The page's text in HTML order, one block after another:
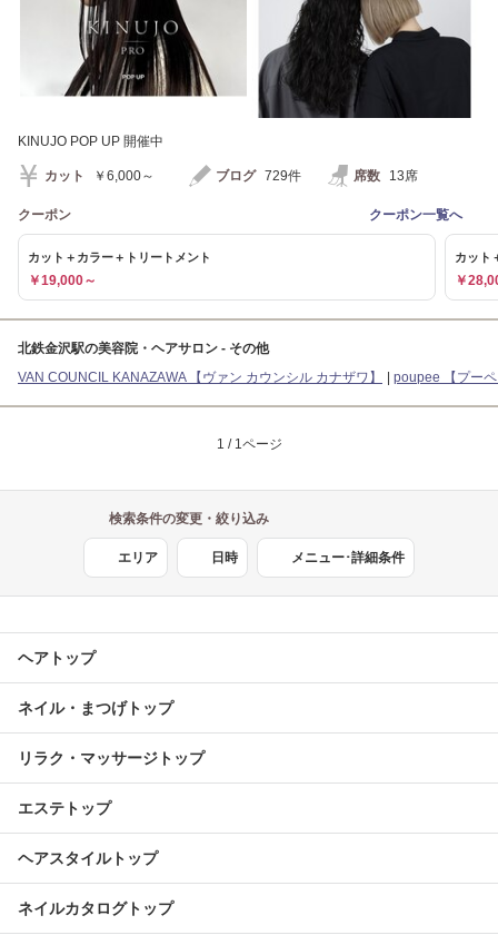
KINUJO POP UP 開催中
カット ￥6,000～ ブログ 729件 席数 13席
クーポン クーポン一覧へ
カット＋カラー＋トリートメント
￥19,000～
カット
￥
北鉄金沢駅の美容院・ヘアサロン - その他
VAN COUNCIL KANAZAWA 【ヴァン カウンシル カナザワ】
poupee 【プー
1 / 1ページ
検索条件の変更・絞り込み
エリア 日時 メニュー･詳細条件
ヘアトップ
ネイル・まつげトップ
リラク・マッサージトップ
エステトップ
ヘアスタイルトップ
ネイルカタログトップ